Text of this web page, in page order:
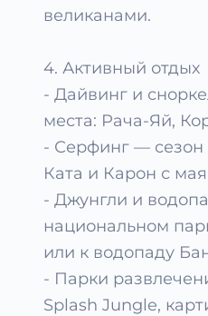
великанами.
4. Активный отдых
- Дайвинг и
места: Рача-Яй,
- Серфинг — сезон
Ката и Карон с
- Джунгли и
национальном
или к водопаду
- Парки
Splash Jungle,